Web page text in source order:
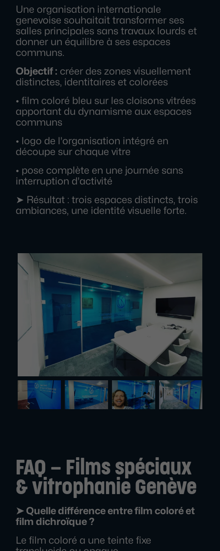
Une organisation internationale
genevoise souhaitait transformer ses
salles principales sans travaux lourds et
donner un équilibre à ses espaces
communs.
Objectif : créer des zones visuellement
distinctes, identitaires et colorées
• film coloré bleu sur les cloisons vitrées
apportant du dynamisme aux espaces
communs
• logo de l'organisation intégré en
découpe sur chaque vitre
• pose complète en une journée sans
interruption d'activité
➤ Résultat : trois espaces distincts, trois
ambiances, une identité visuelle forte.
FAQ – Films spéciaux
& vitrophanie Genève
➤ Quelle différence entre film coloré et
film dichroïque ?
Le film coloré a une teinte fixe